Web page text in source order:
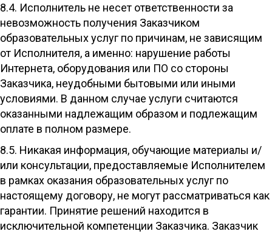
8.4. Исполнитель не несет ответственности за
невозможность получения Заказчиком
образовательных услуг по причинам, не зависящим
от Исполнителя, а именно: нарушение работы
Интернета, оборудования или ПО со стороны
Заказчика, неудобными бытовыми или иными
условиями. В данном случае услуги считаются
оказанными надлежащим образом и подлежащим
оплате в полном размере.
8.5. Никакая информация, обучающие материалы и/
или консультации, предоставляемые Исполнителем
в рамках оказания образовательных услуг по
настоящему договору, не могут рассматриваться как
гарантии. Принятие решений находится в
исключительной компетенции Заказчика. Заказчик